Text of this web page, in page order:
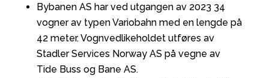
Bybanen AS har ved utgangen av 2023 34
vogner av typen Variobahn med en lengde på
42 meter. Vognvedlikeholdet utføres av
Stadler Services Norway AS på vegne av
Tide Buss og Bane AS.